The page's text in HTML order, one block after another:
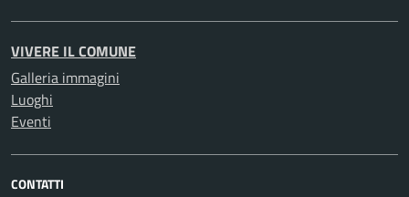
VIVERE IL COMUNE
Galleria immagini
Luoghi
Eventi
CONTATTI